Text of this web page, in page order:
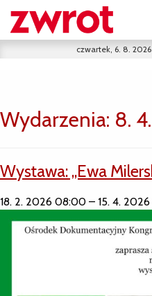
czwartek, 6. 8. 2026
Wydarzenia: 8.
Wystawa: „Ewa
18. 2. 2026 08:00 – 15. 4.